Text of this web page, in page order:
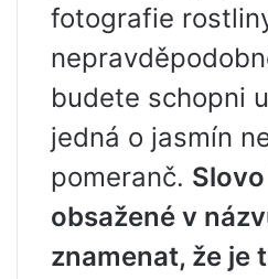
fotografie
budete schopni
jedná o jasmín
pomeranč.
obsažené v
znamenat, že je